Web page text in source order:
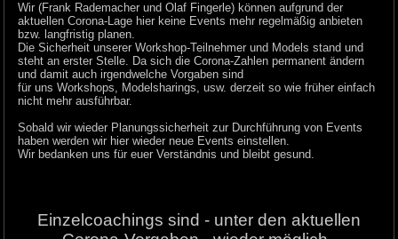
Wir (Frank Rademacher und Olaf Fingerle) können aufgrund der
aktuellen Corona-Lage hier keine Events mehr regelmäßig anbieten
bzw. langfristig planen.
Die Sicherheit unserer Workshop-Teilnehmer und Models stand und
steht an erster Stelle. Da sich die Corona-Zahlen permanent ändern
und damit auch irgendwelche Vorgaben sind
für uns Workshops, Modelsharings, usw. derzeit so wie früher einfach
nicht mehr ausführbar.
Sobald wir wieder Planungssicherheit zur Durchführung von Events
haben werden wir hier wieder neue Events einstellen.
Wir bedanken uns für euer Verständnis und bleibt gesund.
Einzelcoachings sind - unter den aktuellen